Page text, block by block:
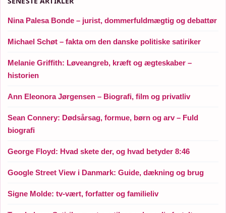
Nina Palesa Bonde – jurist, dommerfuldmægtig og debattør
Michael Schøt – fakta om den danske politiske satiriker
Melanie Griffith: Løveangreb, kræft og ægteskaber –
historien
Ann Eleonora Jørgensen – Biografi, film og privatliv
Sean Connery: Dødsårsag, formue, børn og arv – Fuld
biografi
George Floyd: Hvad skete der, og hvad betyder 8:46
Google Street View i Danmark: Guide, dækning og brug
Signe Molde: tv-vært, forfatter og familieliv